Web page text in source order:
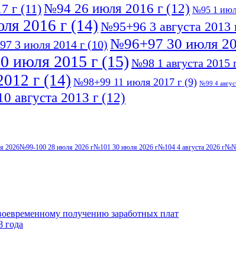
г (11)№94 26 июля 2016 г (12) №95 1
2016 г (14) №95+96 3 августа 2013
3 июля 2014 г (10) №96+97 30 июля
июля 2015 г (15) №98 1 августа 2015
г (14) №98+99 11 июля 2017 г (9) №99 4
августа 2013 г (12)
2026№99-100 28 июля 2026 г№101 30 июля 2026 г№104 4 августа 2026 г
получению заработных плат
года